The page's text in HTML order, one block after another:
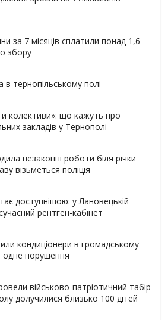
за 7 місяців сплатили понад 1,6
збору
в тернопільському полі
колективи»: що кажуть про
закладів у Тернополі
незаконні роботи біля річки
візьметься поліція
доступнішою: у Лановецькій
рентген-кабінет
кондиціонери в громадському
одне порушення
військово-патріотичний табір
долучилися близько 100 дітей